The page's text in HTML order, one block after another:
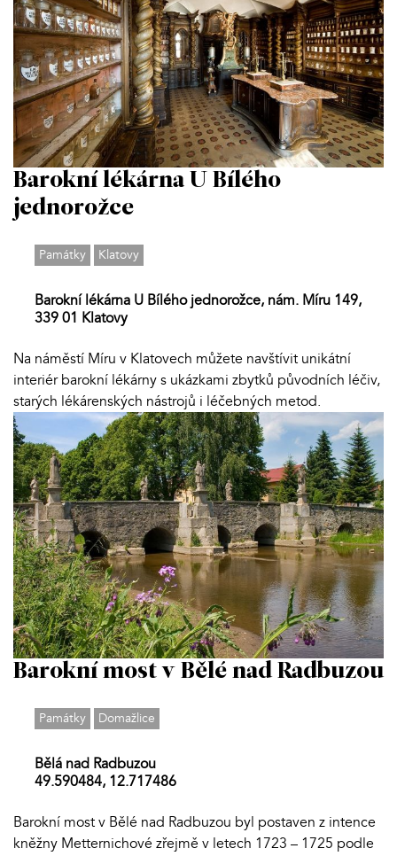
Barokní lékárna U Bílého
jednorožce
Památky Klatovy
Barokní lékárna U Bílého jednorožce, nám. Míru 149,
339 01 Klatovy
Na náměstí Míru v Klatovech můžete navštívit unikátní
interiér barokní lékárny s ukázkami zbytků původních léčiv,
starých lékárenských nástrojů i léčebných metod.
Barokní most v Bělé nad Radbuzou
Památky Domažlice
Bělá nad Radbuzou
49.590484, 12.717486
Barokní most v Bělé nad Radbuzou byl postaven z intence
kněžny Metternichové zřejmě v letech 1723 – 1725 podle